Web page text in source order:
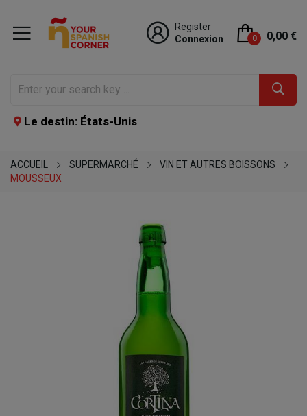
Register
Connexion
0 0,00 €
Le destin: États-Unis
ACCUEIL SUPERMARCHÉ
VIN ET AUTRES BOISSONS
MOUSSEUX